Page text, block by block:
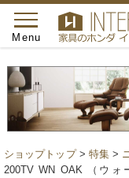
toggle
navigation
Menu
ショップトップ> 特集 >
200TV WN OAK （ウ